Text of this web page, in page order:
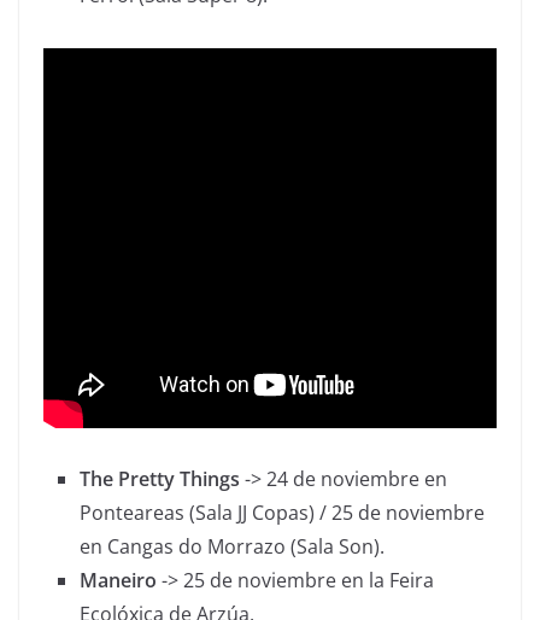
The Pretty Things -> 24 de noviembre en
Ponteareas (Sala JJ Copas) / 25 de noviembre
en Cangas do Morrazo (Sala Son).
Maneiro -> 25 de noviembre en la Feira
Ecolóxica de Arzúa.